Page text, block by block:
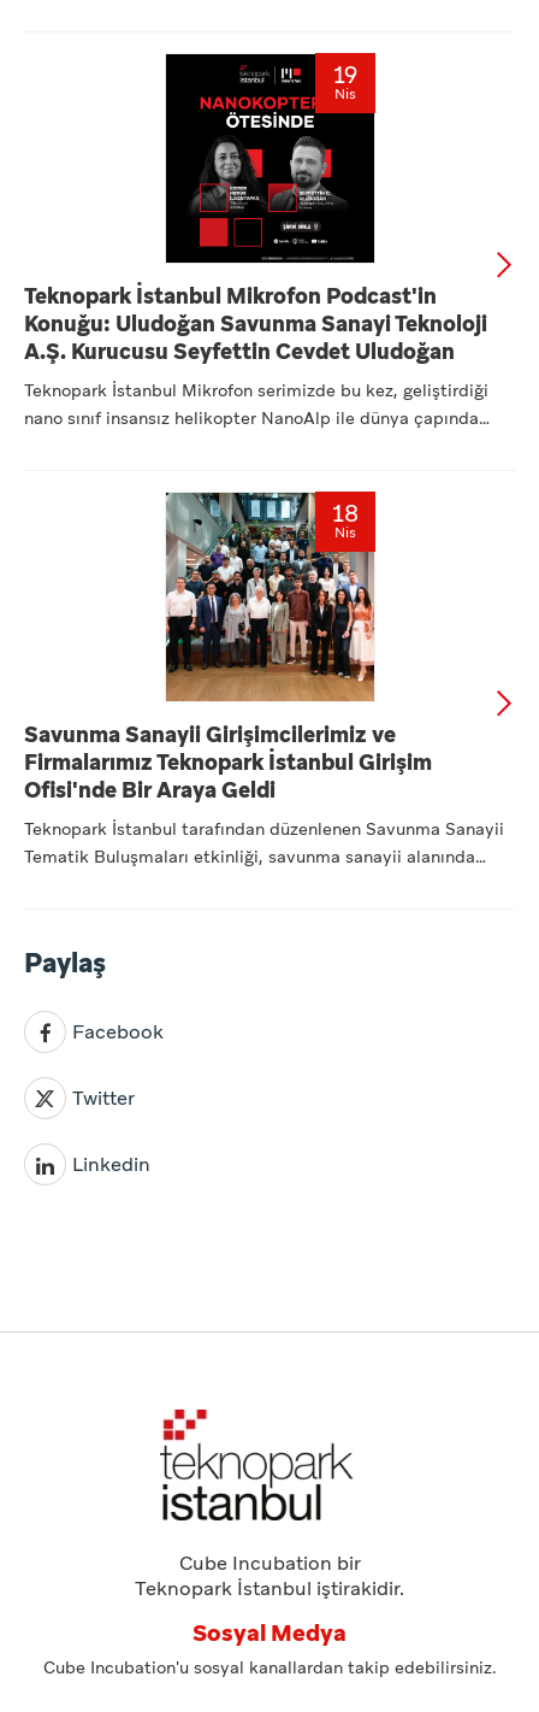
19
Nis
Teknopark İstanbul Mikrofon Podcast'in
Konuğu: Uludoğan Savunma Sanayi Teknoloji
A.Ş. Kurucusu Seyfettin Cevdet Uludoğan
Teknopark İstanbul Mikrofon serimizde bu kez, geliştirdiği
nano sınıf insansız helikopter NanoAlp ile dünya çapında
18
Nis
Savunma Sanayii Girişimcilerimiz ve
Firmalarımız Teknopark İstanbul Girişim
Ofisi'nde Bir Araya Geldi
Teknopark İstanbul tarafından düzenlenen Savunma Sanayii
Tematik Buluşmaları etkinliği, savunma sanayii alanında
Paylaş
Facebook
Twitter
Linkedin
Cube Incubation bir
Teknopark İstanbul iştirakidir.
Sosyal Medya
Cube Incubation'u sosyal kanallardan takip edebilirsiniz.